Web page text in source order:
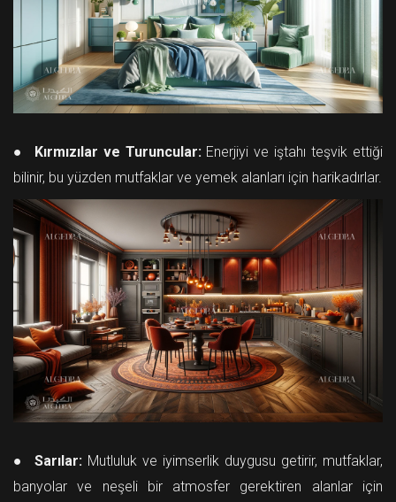
● Kırmızılar ve Turuncular:Enerjiyi ve iştahı teşvik ettiği
bilinir, bu yüzden mutfaklar ve yemek alanları için harikadırlar.
● Sarılar: Mutluluk ve iyimserlik duygusu getirir, mutfaklar,
banyolar ve neşeli bir atmosfer gerektiren alanlar için